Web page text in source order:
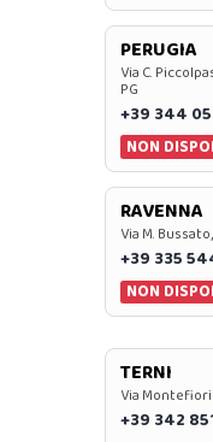
PERUGIA
Via C.
PG
+39 344
NON
RAVENNA
Via M.
+39 335
NON
TERNI
Via
+39 342